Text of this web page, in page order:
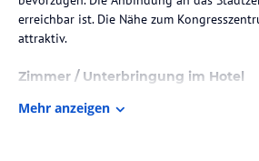
erreichbar ist. Die Nähe zum
attraktiv.
Zimmer / Unterbringung im Hotel
Die Zimmer im Hotel Hiltruper Hof sind
Mehr anzeigen